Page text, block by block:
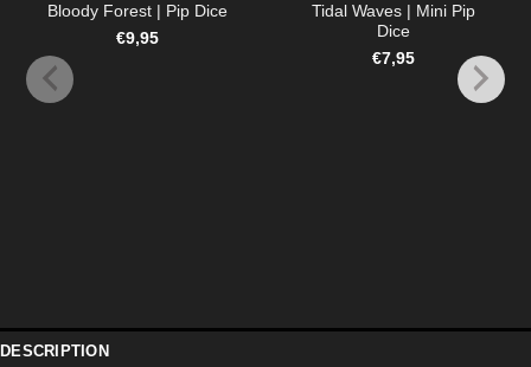
Bloody Forest | Pip Dice
€9,95
Tidal Waves | Mini Pip
Dice
€7,95
DESCRIPTION